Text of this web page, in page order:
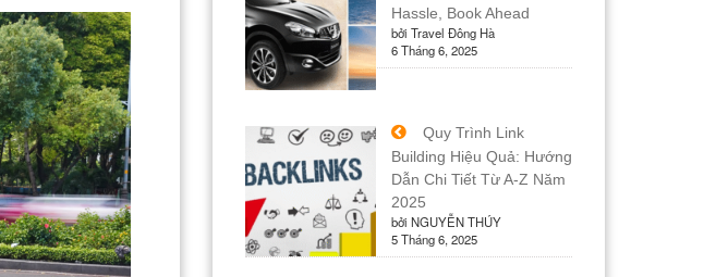
Hassle, Book Ahead
bởi Travel Đông Hà
6 Tháng 6, 2025
Quy Trình Link
Building Hiệu Quả: Hướng
Dẫn Chi Tiết Từ A-Z Năm
2025
bởi NGUYỄN THÚY
5 Tháng 6, 2025